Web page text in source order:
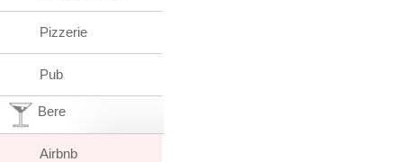
Pizzerie
Pub
Bere
Airbnb